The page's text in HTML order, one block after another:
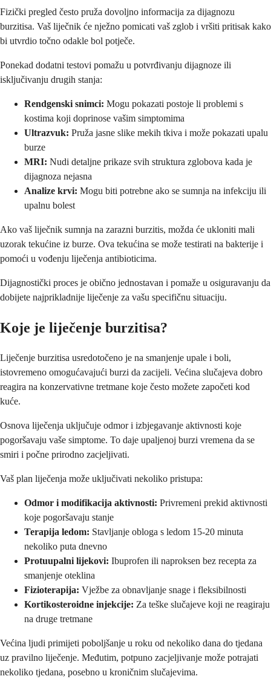
Fizički pregled često pruža dovoljno informacija za dijagnozu
burzitisa. Vaš liječnik će nježno pomicati vaš zglob i vršiti pritisak kako
bi utvrdio točno odakle bol potječe.
Ponekad dodatni testovi pomažu u potvrđivanju dijagnoze ili
isključivanju drugih stanja:
Rendgenski snimci: Mogu pokazati postoje li problemi s
kostima koji doprinose vašim simptomima
Ultrazvuk: Pruža jasne slike mekih tkiva i može pokazati upalu
burze
MRI: Nudi detaljne prikaze svih struktura zglobova kada je
dijagnoza nejasna
Analize krvi: Mogu biti potrebne ako se sumnja na infekciju ili
upalnu bolest
Ako vaš liječnik sumnja na zarazni burzitis, možda će ukloniti mali
uzorak tekućine iz burze. Ova tekućina se može testirati na bakterije i
pomoći u vođenju liječenja antibioticima.
Dijagnostički proces je obično jednostavan i pomaže u osiguravanju da
dobijete najprikladnije liječenje za vašu specifičnu situaciju.
Koje je liječenje burzitisa?
Liječenje burzitisa usredotočeno je na smanjenje upale i boli,
istovremeno omogućavajući burzi da zacijeli. Većina slučajeva dobro
reagira na konzervativne tretmane koje često možete započeti kod
kuće.
Osnova liječenja uključuje odmor i izbjegavanje aktivnosti koje
pogoršavaju vaše simptome. To daje upaljenoj burzi vremena da se
smiri i počne prirodno zacjeljivati.
Vaš plan liječenja može uključivati nekoliko pristupa:
Odmor i modifikacija aktivnosti: Privremeni prekid aktivnosti
koje pogoršavaju stanje
Terapija ledom: Stavljanje obloga s ledom 15-20 minuta
nekoliko puta dnevno
Protuupalni lijekovi: Ibuprofen ili naproksen bez recepta za
smanjenje oteklina
Fizioterapija: Vježbe za obnavljanje snage i fleksibilnosti
Kortikosteroidne injekcije: Za teške slučajeve koji ne reagiraju
na druge tretmane
Većina ljudi primijeti poboljšanje u roku od nekoliko dana do tjedana
uz pravilno liječenje. Međutim, potpuno zacjeljivanje može potrajati
nekoliko tjedana, posebno u kroničnim slučajevima.